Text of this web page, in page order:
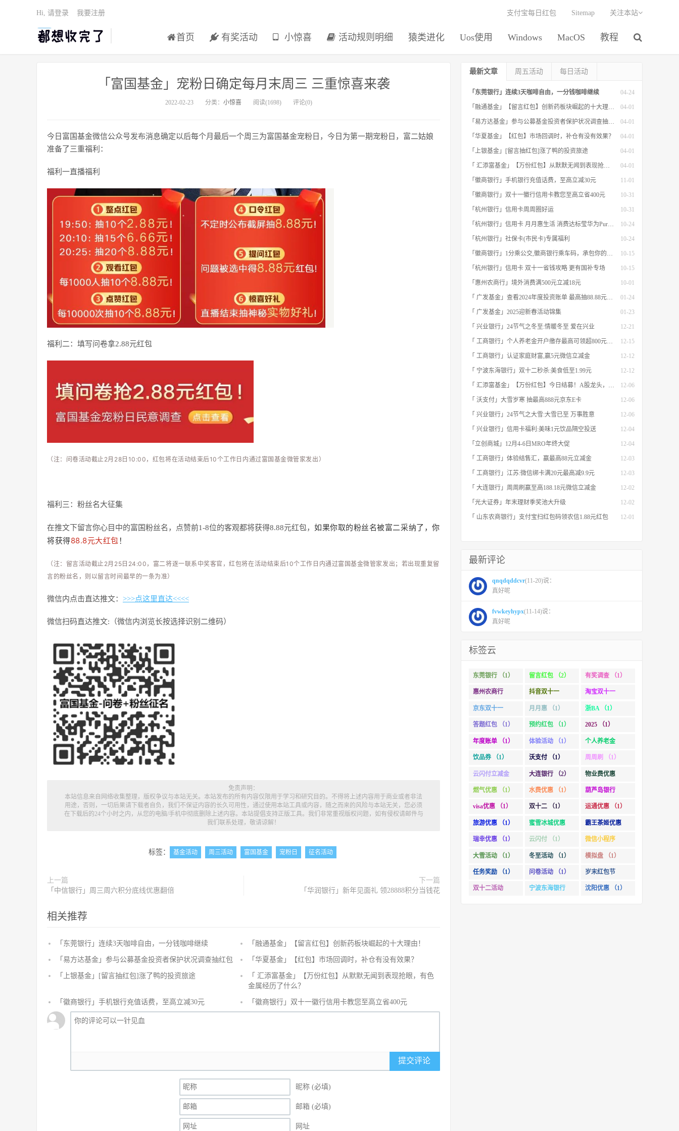
首页 有奖活动 小惊喜 活动规则明细 猿类进化 Uos使用 Windows MacOS 教程
支付宝每日红包 Sitemap 关注本站
Hi, 请登录 我要注册
「富国基金」宠粉日确定每月末周三 三重惊喜来袭
2022-02-23 分类： 小惊喜 阅读(1698) 评论(0)
今日富国基金微信公众号发布消息确定以后每个月最后一个周三为富国基金宠粉日，今日为第一期宠粉日，富二姑娘
准备了三重福利：
福利一直播福利
福利二：填写问卷拿2.88元红包
（注：问卷活动截止2月28日10:00，红包将在活动结束后10个工作日内通过富国基金微管家发出）
福利三：粉丝名大征集
在推文下留言你心目中的富国粉丝名，点赞前1-8位的客观都将获得8.88元红包， 如果你取的粉丝名被富二采纳了，你
将获得88.8元大红包 ！
（注：留言活动截止2月25日24:00，富二将逐一联系中奖客官，红包将在活动结束后10个工作日内通过富国基金微管家发出；若出现重复留
言的粉丝名，则以留言时间最早的一条为准）
微信内点击直达推文： >>>点这里直达<<<<
微信扫码直达推文:（微信内浏览长按选择识别二维码）
免责声明：
本站信息来自网络收集整理，版权争议与本站无关。本站发布的所有内容仅限用于学习和研究目的。不得将上述内容用于商业或者非法
用途，否则，一切后果请下载者自负，我们不保证内容的长久可用性，通过使用本站工具或内容，随之而来的风险与本站无关，您必须
在下载后的24个小时之内，从您的电脑/手机中彻底删除上述内容。本站提倡支持正版工具。我们非常重视版权问题，如有侵权请邮件与
我们联系处理，敬请谅解！
标签： 基金活动 周三活动 富国基金 宠粉日 征名活动
上一篇
「中信银行」周三周六积分底线优惠翻倍
下一篇
「华润银行」新年见面礼 领28888积分当钱花
相关推荐
「东莞银行」连续3天咖啡自由，一分钱咖啡继续 「融通基金」【留言红包】创新药板块崛起的十大理由！
「易方达基金」参与公募基金投资者保护状况调查抽红包 「华夏基金」【红包】市场回调时，补仓有没有效果？
「上银基金」[留言抽红包]​涨了鸭的投资旅途
「 汇添富基金」【万份红包】从默默无闻到表现抢眼，有色
金属经历了什么？
「徽商银行」手机银行充值话费，至高立减30元 「徽商银行」双十一徽行信用卡教您至高立省400元
提交评论
昵称 (必填)
邮箱 (必填)
网址
最新文章 周五活动 每日活动
04-24
「东莞银行」连续3天咖啡自由，一分钱咖啡继续
04-01
「融通基金」【留言红包】创新药板块崛起的十大理由！
04-01
「易方达基金」参与公募基金投资者保护状况调查抽红包
04-01
「华夏基金」【红包】市场回调时，补仓有没有效果？
04-01
「上银基金」[留言抽红包]​涨了鸭的投资旅途
04-01
「 汇添富基金」【万份红包】从默默无闻到表现抢眼，有色金属经历了什么？
11-01
「徽商银行」手机银行充值话费，至高立减30元
10-31
「徽商银行」双十一徽行信用卡教您至高立省400元
10-31
「杭州银行」信用卡周周圈好运
10-24
「杭州银行」信用卡 月月惠生活 消费达标莹华为PuraX MateBook14等好礼
10-24
「杭州银行」社保卡(市民卡)专属福利
10-15
「徽商银行」1分乘公交,徽商银行乘车码，承包你的秋日趣味出行[限合肥]
10-15
「杭州银行」信用卡 双十一省钱攻略 更有国补专场
10-01
「惠州农商行」境外消费满500元立减18元
01-24
「 广发基金」查看2024年度投资账单 最高抽88.88元红包
01-23
「 广发基金」2025迎新春活动锦集
12-21
「 兴业银行」24节气之冬至:情暖冬至 爱在兴业
12-15
「 工商银行」个人养老金开户缴存最高可领超800元立减金
12-12
「 工商银行」认证家庭财富,赢5元微信立减金
12-12
「 宁波东海银行」双十二秒杀:美食低至1.99元
12-06
「 汇添富基金」【万份红包】今日结募！A股龙头，尽入此基矣
12-06
「 沃支付」大雪岁寒 抽最高888元京东E卡
12-06
「 兴业银行」24节气之大雪:大雪已至 万事胜意
12-04
「 兴业银行」信用卡福利:美味1元饮品隔空投送
12-04
「立创商城」12月4-6日MRO年终大促
12-03
「 工商银行」体验结售汇，赢最高88元立减金
12-03
「 工商银行」江苏:微信绑卡满20元最高减9.9元
12-02
「 大连银行」周周刷赢至高188.18元微信立减金
12-02
「光大证券」年末理财季奖池大升级
12-01
「 山东农商银行」支付宝扫红包码领农信1.88元红包
最新评论
qnqdqddcvr(11-20)说：
真好呢
fvwkeyhypx(11-14)说：
真好呢
标签云
东莞银行 （1） 留言红包 （2） 有奖调查 （1）
惠州农商行
（1）
抖音双十一
（1）
淘宝双十一
（2）
京东双十一
（1）
月月惠 （1） 浙BA （1）
答题红包 （1） 预约红包 （1） 2025 （1）
年度账单 （1） 体验活动 （1） 个人养老金
（1）
饮品券 （1） 沃支付 （1） 周周刷 （1）
云闪付立减金
（1）
大连银行 （2） 物业费优惠
（1）
燃气优惠 （1） 水费优惠 （1） 葫芦岛银行
（1）
visa优惠 （1） 双十二 （1） 运通优惠 （1）
旅游优惠 （1） 蜜雪冰城优惠
（1）
霸王茶姬优惠
（1）
瑞幸优惠 （1） 云闪付 （1） 微信小程序
（1）
大雪活动 （1） 冬至活动 （1） 模拟盘 （1）
任务奖励 （1） 问卷活动 （1） 岁末红包节
（1）
双十二活动 宁波东海银行 沈阳优惠 （1）